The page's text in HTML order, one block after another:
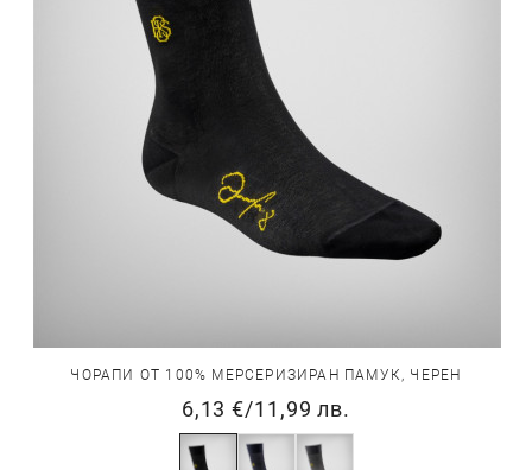
ЧОРАПИ ОТ 100% МЕРСЕРИЗИРАН ПАМУК, ЧЕРЕН
6,13 €/11,99 лв.